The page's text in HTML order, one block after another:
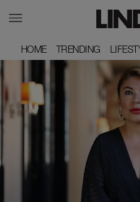
HOME
HOME TRENDING
TRENDING